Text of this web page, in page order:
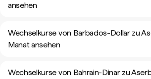
ansehen
Wechselkurse von Barbados-Dollar zu
Manat ansehen
Wechselkurse von Bahrain-Dinar zu